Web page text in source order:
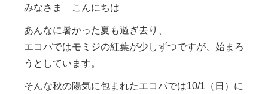
みなさま こんにちは
あんなに暑かった夏も過ぎ去り、
エコパではモミジの紅葉が少しずつですが、始まろ
うとしています。
そんな秋の陽気に包まれたエコパでは10/1（日）に